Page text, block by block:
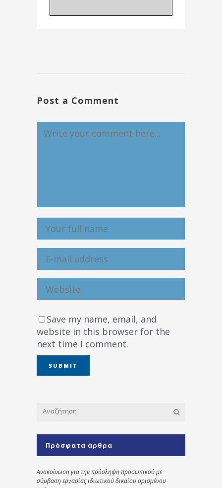
Post a Comment
Save my name, email, and
website in this browser for the
next time I comment.
Πρόσφατα άρθρα
Ανακοίνωση για την πρόσληψη προσωπικού με
σύμβαση εργασίας ιδιωτικού δικαίου ορισμένου